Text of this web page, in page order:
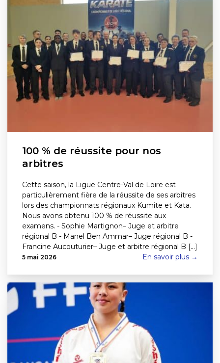
100 % de réussite pour nos
arbitres
Cette saison, la Ligue Centre-Val de Loire est
particulièrement fière de la réussite de ses arbitres
lors des championnats régionaux Kumite et Kata.
Nous avons obtenu 100 % de réussite aux
examens. - Sophie Martignon– Juge et arbitre
régional B - Manel Ben Ammar– Juge régional B -
Francine Aucouturier– Juge et arbitre régional B [...]
5 mai 2026 En savoir plus →